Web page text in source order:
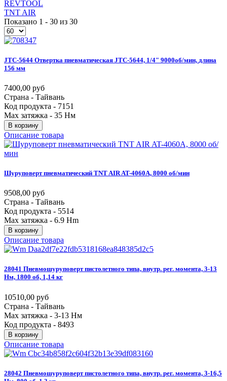
REVTOOL
TNT AIR
Показано 1 - 30 из 30
JTC-5644 Отвертка пневматическая JTC-5644, 1/4" 9000об/мин, длина
156 мм
7400,00 руб
Страна - Тайвань
Код продукта - 7151
Max затяжка - 35 Нм
В корзину
Описание товара
Шуруповерт пневматический TNTAIRAT-4060A, 8000 об/мин
9508,00 руб
Страна - Тайвань
Код продукта - 5514
Max затяжка - 6.9 Hm
В корзину
Описание товара
28041 Пневмошуруповерт пистолетного типа, внутр. рег. момента, 3-13
Нм, 1800 об, 1,14 кг
10510,00 руб
Страна - Тайвань
Max затяжка - 3-13 Нм
Код продукта - 8493
В корзину
Описание товара
28042 Пневмошуруповерт пистолетного типа, внутр. рег. момента, 3-16,5